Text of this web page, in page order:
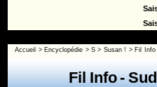
Accueil > Encyclopédie >S > Susan ! > Fil Info
Fil Info -